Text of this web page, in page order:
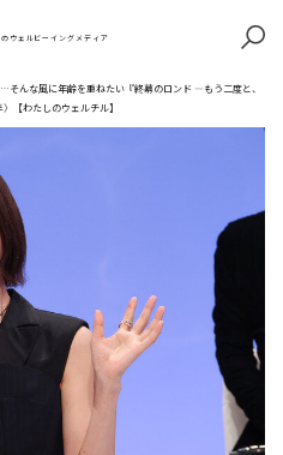
ウェルビーイングメディア
そんな風に年齢を重ねたい『終幕のロンド —もう二度と、
【わたしのウェルチル】